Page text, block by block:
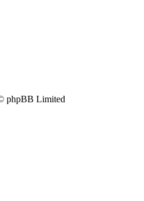
phpBB Limited